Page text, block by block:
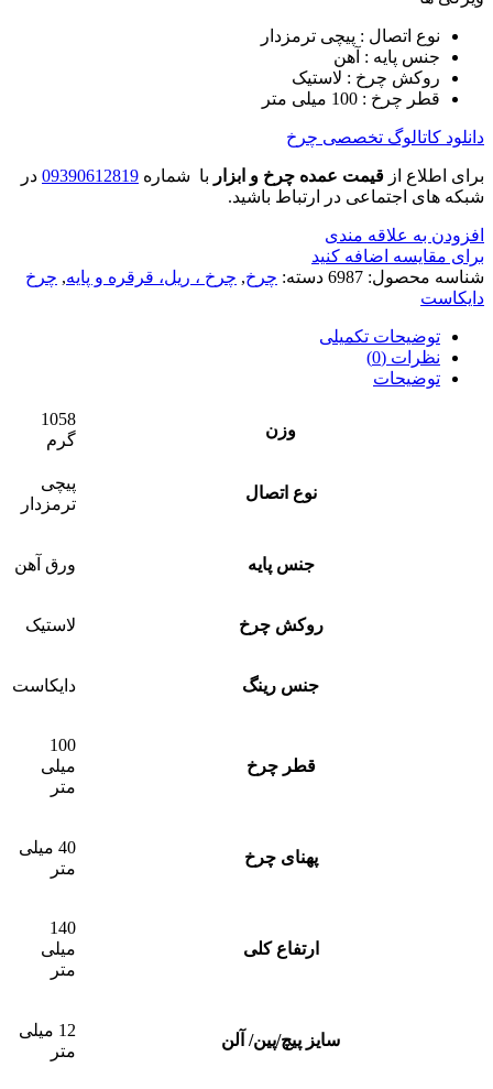
نوع اتصال : پیچی ترمزدار
جنس پایه : آهن
روکش چرخ : لاستیک
قطر چرخ : 100 میلی متر
دانلود کاتالوگ تخصصی چرخ
برای اطلاع از قیمت عمده چرخ و ابزار با شماره 09390612819 در
شبکه های اجتماعی در ارتباط باشید.
افزودن به علاقه مندی
برای مقایسه اضافه کنید
شناسه محصول: 6987 دسته: چرخ, چرخ ، ریل، قرقره و پایه, چرخ
دایکاست
توضیحات تکمیلی
نظرات (0)
توضیحات
وزن
1058
گرم
نوع اتصال
پیچی
ترمزدار
جنس پایه ورق آهن
روکش چرخ لاستیک
جنس رینگ دایکاست
قطر چرخ
100
میلی
متر
پهنای چرخ
40 میلی
متر
ارتفاع کلی
140
میلی
متر
سایز پیچ/پین/ آلن
12 میلی
متر